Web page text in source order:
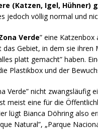
(Kat­zen, Igel, Hüh­ner)
jedoch völ­lig nor­mal und
Ver­de” eine
das Gebiet, in dem sie
platt gemacht” haben.
Plas­tik­box und der
Ver­de” nicht
meist eine für die
lügt Bian­ca Döh­ring also
Natu­ral”, „Par­que